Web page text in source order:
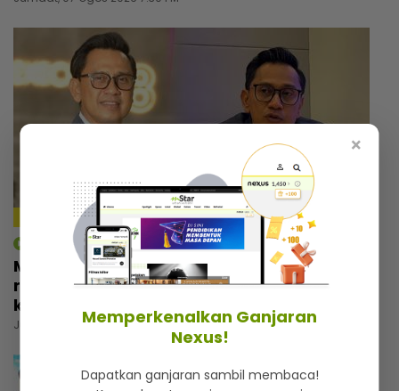
mStar | Hiburan
Macam tak percaya umur dah 57 tahun,
rupanya ini amalan mudah Rashdan Baba
kekal awet muda
Jumaat, 07 Ogos 2026 5:00 PM
×
Memperkenalkan Ganjaran
Nexus!
Dapatkan ganjaran sambil membaca!